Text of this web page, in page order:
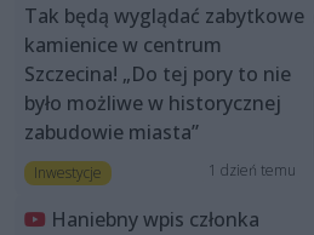
Tak będą wyglądać zabytkowe
kamienice w centrum
Szczecina! „Do tej pory to nie
było możliwe w historycznej
zabudowie miasta”
Inwestycje 1 dzień temu
Haniebny wpis członka